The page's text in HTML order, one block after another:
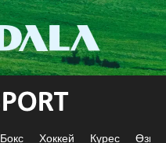
Бокс Хоккей Күрес Өзге